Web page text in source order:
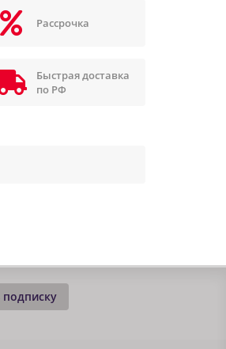
Рассрочка
Быстрая доставка
по РФ